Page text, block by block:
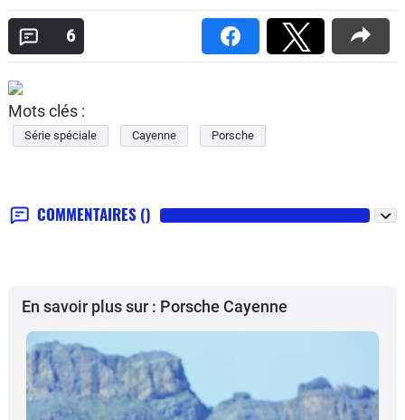
6
Mots clés :
Série spéciale Cayenne Porsche
COMMENTAIRES ()
En savoir plus sur : Porsche Cayenne